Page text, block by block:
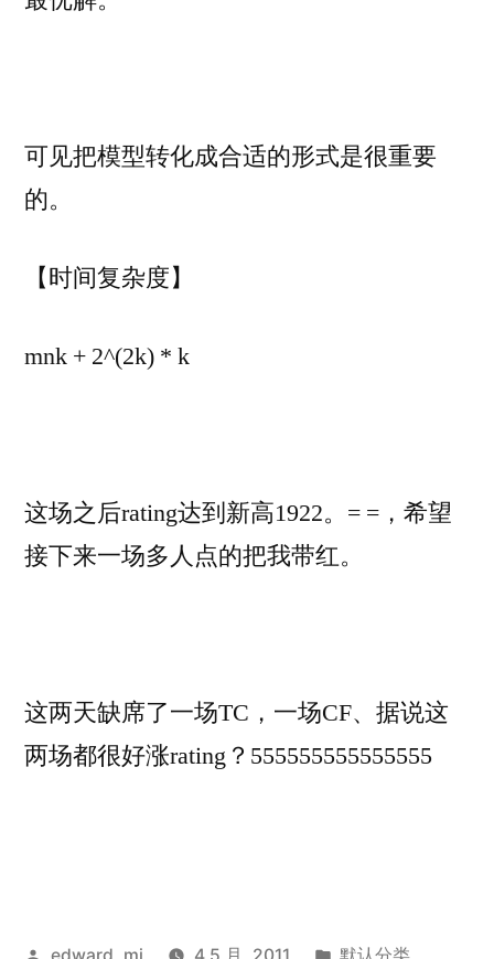
可见把模型转化成合适的形式是很重要
的。
【时间复杂度】
mnk + 2^(2k) * k
这场之后rating达到新高1922。= =，希望
接下来一场多人点的把我带红。
这两天缺席了一场TC，一场CF、据说这
两场都很好涨rating？555555555555555
发
edward_mj 4 5 月, 2011 发
默认分类